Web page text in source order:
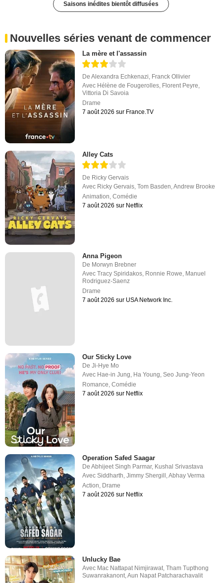
Saisons inédites bientôt diffusées
Nouvelles séries venant de commencer
La mère et l'assassin
DeAlexandra Echkenazi, Franck Ollivier
Avec Hélène de Fougerolles, Florent Peyre,
Vittoria Di Savoia
Drame
7 août 2026 sur France.TV
Alley Cats
De Ricky Gervais
Avec Ricky Gervais,Tom Basden,Andrew Brooke
Animation,Comédie
7 août 2026 sur Netflix
Anna Pigeon
De Morwyn Brebner
AvecTracy Spiridakos Ronnie Rowe Manuel
Rodriguez-Saenz
Drame
7 août 2026 sur USA Network Inc.
Our Sticky Love
DeJi-Hye Mo
Avec Hae-in Jung, Ha Young,Seo Jung-Yeon
Romance,Comédie
7 août 2026 sur Netflix
Operation Safed Saagar
DeAbhijeet Singh Parmar, Kushal Srivastava
AvecSiddharth,Jimmy Shergill ,Abhay Verma
Action, Drame
7 août 2026 sur Netflix
Unlucky Bae
Avec Mac Nattapat Nimjirawat ,Tham Tupthong
Suwanrakanont ,Aun Napat Patcharachavalit